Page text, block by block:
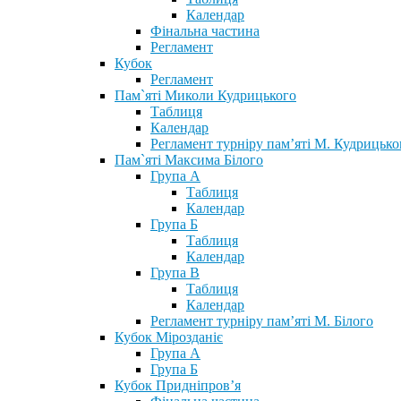
Календар
Фінальна частина
Регламент
Кубок
Регламент
Пам`яті Миколи Кудрицького
Таблиця
Календар
Регламент турніру пам’яті М.
Пам`яті Максима Білого
Група А
Таблиця
Календар
Група Б
Таблиця
Календар
Група В
Таблиця
Календар
Регламент турніру пам’яті М. Білого
Кубок Мірозданіє
Група А
Група Б
Кубок Придніпров’я